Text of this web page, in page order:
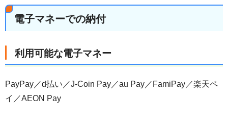
電子マネーでの納付
利用可能な電子マネー
PayPay／d払い／J-Coin Pay／au Pay／FamiPay／楽天ペ
イ／AEON Pay